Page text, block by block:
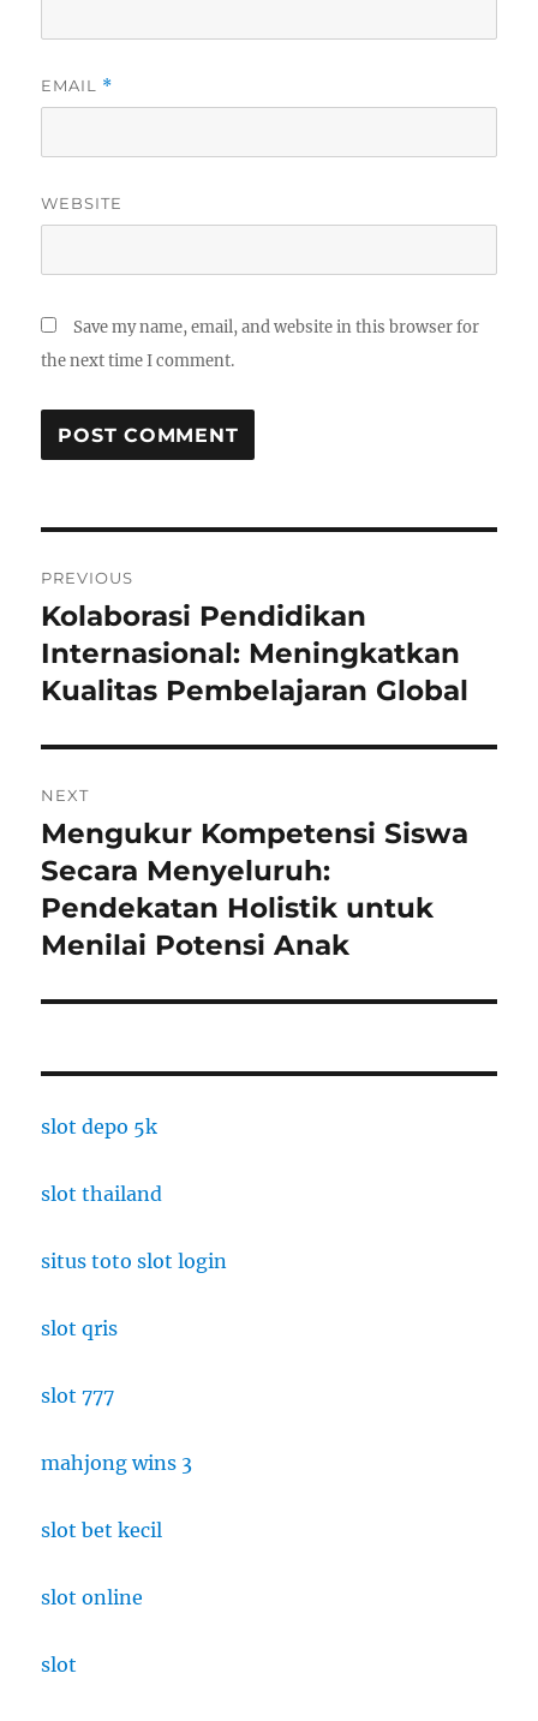
EMAIL *
WEBSITE
Save my name, email, and website in this browser for
the next time I comment.
navigation
PREVIOUS
Previous
post:
Kolaborasi Pendidikan
Internasional: Meningkatkan
Kualitas Pembelajaran Global
NEXT
Next
post:
Mengukur Kompetensi Siswa
Secara Menyeluruh:
Pendekatan Holistik untuk
Menilai Potensi Anak
slot depo 5k
slot thailand
situs toto slot login
slot qris
slot 777
mahjong wins 3
slot bet kecil
slot online
slot